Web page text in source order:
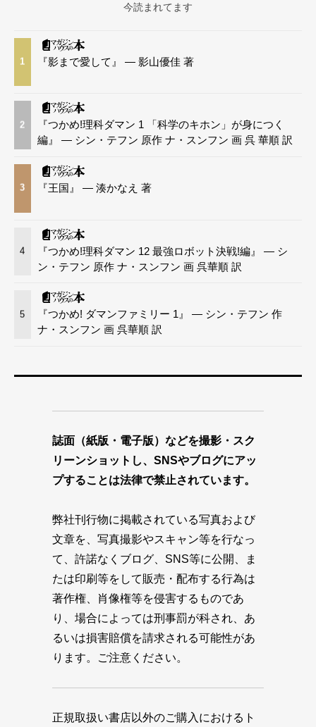
今読まれてます
1 『影まで愛して』 — 影山優佳 著
2
『つかめ!理科ダマン 1 「科学のキホン」が身につく
編』 — シン・テフン 原作 ナ・スンフン 画 呉 華順 訳
3 『王国』 — 湊かなえ 著
4
『つかめ!理科ダマン 12 最強ロボット決戦!編』 — シ
ン・テフン 原作 ナ・スンフン 画 呉華順 訳
5
『つかめ! ダマンファミリー 1』 — シン・テフン 作
ナ・スンフン 画 呉華順 訳
誌面（紙版・電子版）などを撮影・スク
リーンショットし、SNSやブログにアッ
プすることは法律で禁止されています。
弊社刊行物に掲載されている写真および
文章を、写真撮影やスキャン等を行なっ
て、許諾なくブログ、SNS等に公開、ま
たは印刷等をして販売・配布する行為は
著作権、肖像権等を侵害するものであ
り、場合によっては刑事罰が科され、あ
るいは損害賠償を請求される可能性があ
ります。ご注意ください。
正規取扱い書店以外のご購入におけるト